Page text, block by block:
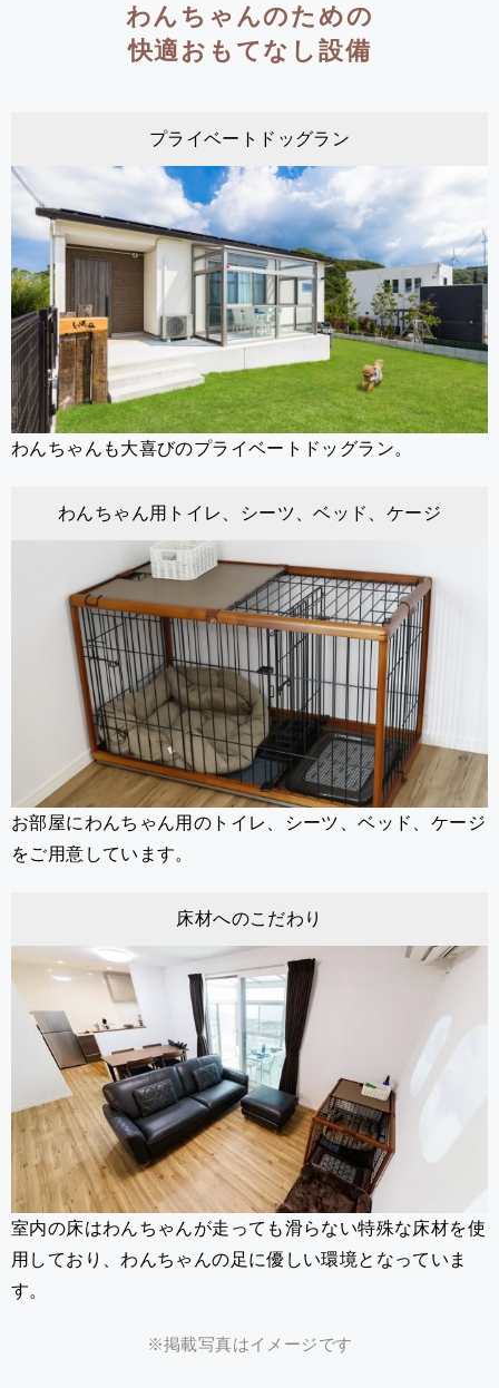
わんちゃんのための
快適おもてなし設備
プライベートドッグラン
わんちゃんも大喜びのプライベートドッグラン。
わんちゃん用トイレ、シーツ、ベッド、ケージ
お部屋にわんちゃん用のトイレ、シーツ、ベッド、ケージ
をご用意しています。
床材へのこだわり
室内の床はわんちゃんが走っても滑らない特殊な床材を使
用しており、わんちゃんの足に優しい環境となっていま
す。
※掲載写真はイメージです